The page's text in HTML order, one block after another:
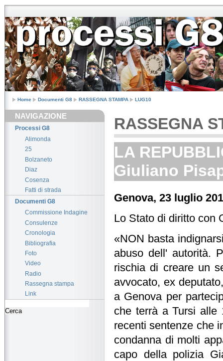
Home Documenti G8 RASSEGNA STAMPA LUG10
NAVIGAZIONE
Processi G8
Alimonda
25
Bolzaneto
Diaz
Cosenza
Fatti di strada
Documenti G8
Commissione Indagine
Consulenze
Cronologia
Bibliografia
Foto
Video
Radio
Rassegna stampa
Link
RASSEGNA
LA
Giuliano
Genova, 23 luglio
Lo Stato di diritto con
«NON basta
abuso dell' autorità.
rischia di creare un
avvocato, ex
a Genova per
che terrà a Tursi alle
recenti sentenze che
condanna di molti
capo della polizia